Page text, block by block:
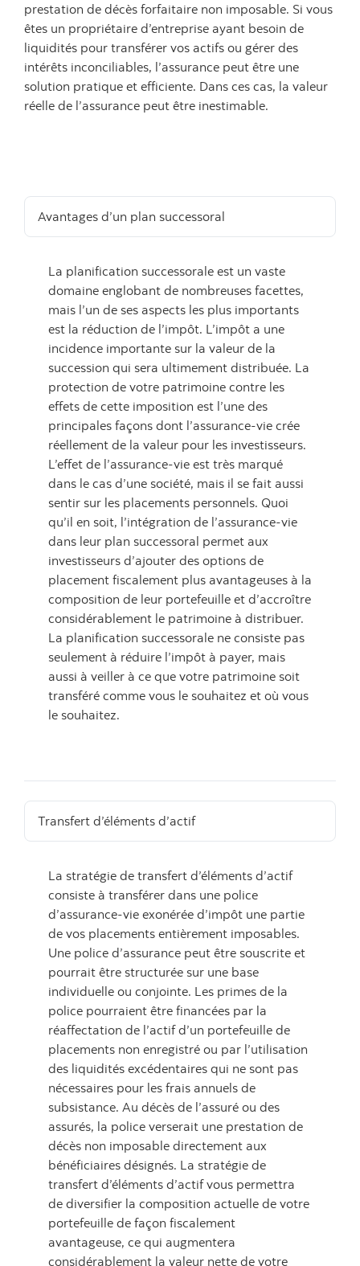
prestation de décès forfaitaire non imposable. Si vous
êtes un propriétaire d’entreprise ayant besoin de
liquidités pour transférer vos actifs ou gérer des
intérêts inconciliables, l’assurance peut être une
solution pratique et efficiente. Dans ces cas, la valeur
réelle de l’assurance peut être inestimable.
Avantages d’un plan successoral
La planification successorale est un vaste
domaine englobant de nombreuses facettes,
mais l’un de ses aspects les plus importants
est la réduction de l’impôt. L’impôt a une
incidence importante sur la valeur de la
succession qui sera ultimement distribuée. La
protection de votre patrimoine contre les
effets de cette imposition est l’une des
principales façons dont l’assurance-vie crée
réellement de la valeur pour les investisseurs.
L’effet de l’assurance-vie est très marqué
dans le cas d’une société, mais il se fait aussi
sentir sur les placements personnels. Quoi
qu’il en soit, l’intégration de l’assurance-vie
dans leur plan successoral permet aux
investisseurs d’ajouter des options de
placement fiscalement plus avantageuses à la
composition de leur portefeuille et d’accroître
considérablement le patrimoine à distribuer.
La planification successorale ne consiste pas
seulement à réduire l’impôt à payer, mais
aussi à veiller à ce que votre patrimoine soit
transféré comme vous le souhaitez et où vous
le souhaitez.
Transfert d’éléments d’actif
La stratégie de transfert d’éléments d’actif
consiste à transférer dans une police
d’assurance-vie exonérée d’impôt une partie
de vos placements entièrement imposables.
Une police d’assurance peut être souscrite et
pourrait être structurée sur une base
individuelle ou conjointe. Les primes de la
police pourraient être financées par la
réaffectation de l’actif d’un portefeuille de
placements non enregistré ou par l’utilisation
des liquidités excédentaires qui ne sont pas
nécessaires pour les frais annuels de
subsistance. Au décès de l’assuré ou des
assurés, la police verserait une prestation de
décès non imposable directement aux
bénéficiaires désignés. La stratégie de
transfert d’éléments d’actif vous permettra
de diversifier la composition actuelle de votre
portefeuille de façon fiscalement
avantageuse, ce qui augmentera
considérablement la valeur nette de votre